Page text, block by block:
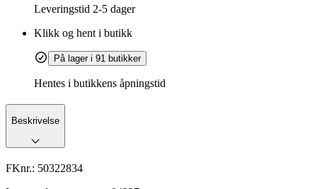
Leveringstid 2-5 dager
Klikk og hent i butikk
På lager i 91 butikker
Hentes i butikkens åpningstid
Beskrivelse
FKnr.: 50322834